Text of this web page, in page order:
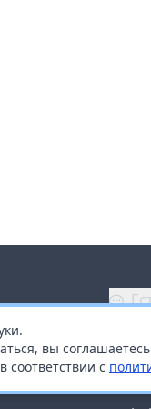
вы
соответствии с